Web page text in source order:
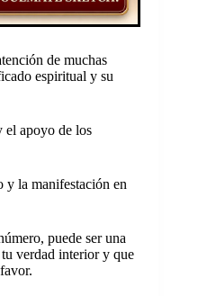
de muchas
espiritual y su
el apoyo de los
y la manifestación en
puede ser una
tu verdad interior y que